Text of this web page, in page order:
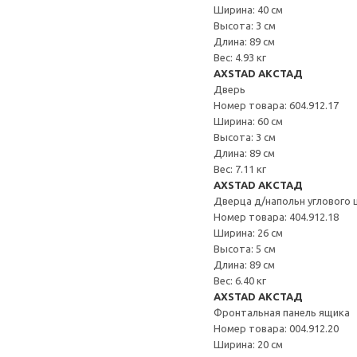
Ширина: 40 см
Высота: 3 см
Длина: 89 см
Вес: 4.93 кг
AXSTAD АКСТАД
Дверь
Номер товара: 604.912.17
Ширина: 60 см
Высота: 3 см
Длина: 89 см
Вес: 7.11 кг
AXSTAD АКСТАД
Дверца д/напольн углового
Номер товара: 404.912.18
Ширина: 26 см
Высота: 5 см
Длина: 89 см
Вес: 6.40 кг
AXSTAD АКСТАД
Фронтальная панель ящика
Номер товара: 004.912.20
Ширина: 20 см